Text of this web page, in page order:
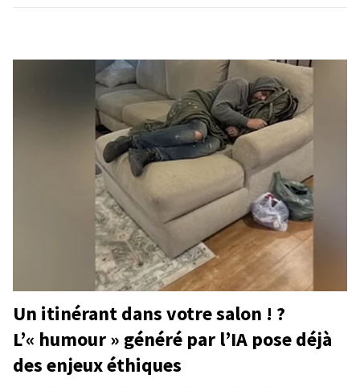
Un itinérant dans votre salon ! ?
L’« humour » généré par l’IA pose déjà
des enjeux éthiques